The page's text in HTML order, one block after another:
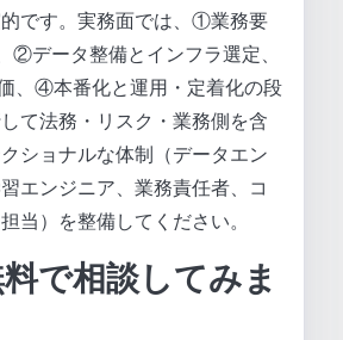
です。実務面では、①業務要
②データ整備とインフラ選定、
、④本番化と運用・定着化の段
て法務・リスク・業務側を含
ショナルな体制（データエン
エンジニア、業務責任者、コ
当）を整備してください。
で相談してみま